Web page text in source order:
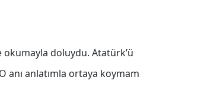
okumayla doluydu. Atatürk’ü
anlatımla ortaya koymam